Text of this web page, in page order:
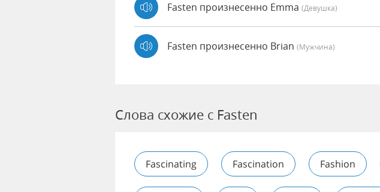
Fasten произнесенно Emma (девушка)
Fasten произнесенно Brian (мужчина)
Слова схожие с Fasten
Fascinating Fascination Fashion